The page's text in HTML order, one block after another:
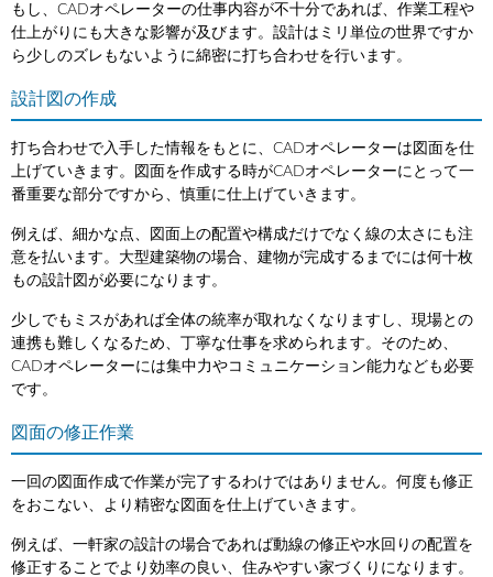
もし、CADオペレーターの仕事内容が不十分であれば、作業工程や
仕上がりにも大きな影響が及びます。設計はミリ単位の世界ですか
ら少しのズレもないように綿密に打ち合わせを行います。
設計図の作成
打ち合わせで入手した情報をもとに、CADオペレーターは図面を仕
上げていきます。図面を作成する時がCADオペレーターにとって一
番重要な部分ですから、慎重に仕上げていきます。
例えば、細かな点、図面上の配置や構成だけでなく線の太さにも注
意を払います。大型建築物の場合、建物が完成するまでには何十枚
もの設計図が必要になります。
少しでもミスがあれば全体の統率が取れなくなりますし、現場との
連携も難しくなるため、丁寧な仕事を求められます。そのため、
CADオペレーターには集中力やコミュニケーション能力なども必要
です。
図面の修正作業
一回の図面作成で作業が完了するわけではありません。何度も修正
をおこない、より精密な図面を仕上げていきます。
例えば、一軒家の設計の場合であれば動線の修正や水回りの配置を
修正することでより効率の良い、住みやすい家づくりになります。